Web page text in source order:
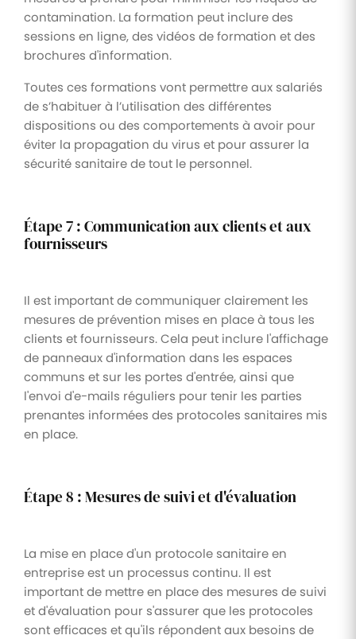
contamination. La formation peut inclure des
sessions en ligne, des vidéos de formation et des
brochures d'information.
Toutes ces formations vont permettre aux salariés
de s’habituer à l’utilisation des différentes
dispositions ou des comportements à avoir pour
éviter la propagation du virus et pour assurer la
sécurité sanitaire de tout le personnel.
Étape 7 : Communication aux clients et aux
fournisseurs
Il est important de communiquer clairement les
mesures de prévention mises en place à tous les
clients et fournisseurs. Cela peut inclure l'affichage
de panneaux d'information dans les espaces
communs et sur les portes d'entrée, ainsi que
l'envoi d'e-mails réguliers pour tenir les parties
prenantes informées des protocoles sanitaires mis
en place.
Étape 8 : Mesures de suivi et d'évaluation
La mise en place d'un protocole sanitaire en
entreprise est un processus continu. Il est
important de mettre en place des mesures de suivi
et d'évaluation pour s'assurer que les protocoles
sont efficaces et qu'ils répondent aux besoins de